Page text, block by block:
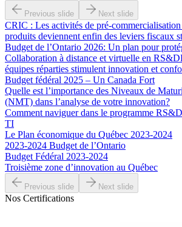
Previous slide Next slide
CRIC : Les activités de pré-commercialisation
produits deviennent enfin des leviers fiscaux
Budget de l’Ontario 2026: Un plan pour
Collaboration à distance et virtuelle en
équipes réparties stimulent innovation et
Budget fédéral 2025 – Un Canada Fort
Quelle est l’importance des Niveaux de
(NMT) dans l’analyse de votre innovation?
Comment naviguer dans le programme
TI
Le Plan économique du Québec 2023-2024
2023-2024 Budget de l’Ontario
Budget Fédéral 2023-2024
Troisième zone d’innovation au Québec
Previous slide Next slide
Nos Certifications